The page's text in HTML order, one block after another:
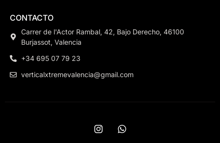
CONTACTO
Carrer de l'Actor Rambal, 42, Bajo Derecho, 46100
Burjassot, Valencia
+34 695 07 79 23
verticalxtremevalencia@gmail.com